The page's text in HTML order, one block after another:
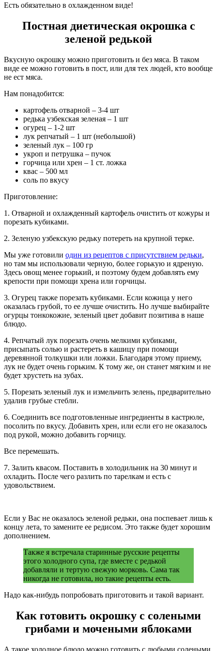
Есть обязательно в охлажденном виде!
Постная диетическая окрошка с
зеленой редькой
Вкусную окрошку можно приготовить и без мяса. В таком
виде ее можно готовить в пост, или для тех людей, кто вообще
не ест мяса.
Нам понадобится:
картофель отварной – 3-4 шт
редька узбекская зеленая – 1 шт
огурец – 1-2 шт
лук репчатый – 1 шт (небольшой)
зеленый лук – 100 гр
укроп и петрушка – пучок
горчица или хрен – 1 ст. ложка
квас – 500 мл
соль по вкусу
Приготовление:
1. Отварной и охлажденный картофель очистить от кожуры и
порезать кубиками.
2. Зеленую узбекскую редьку потереть на крупной терке.
Мы уже готовили один из рецептов с присутствием редьки,
но там мы использовали черную, более горькую и ядреную.
Здесь овощ менее горький, и поэтому будем добавлять ему
крепости при помощи хрена или горчицы.
3. Огурец также порезать кубиками. Если кожица у него
оказалась грубой, то ее лучше очистить. Но лучше выбирайте
огурцы тонкокожие, зеленый цвет добавит позитива в наше
блюдо.
4. Репчатый лук порезать очень мелкими кубиками,
присыпать солью и растереть в кашицу при помощи
деревянной толкушки или ложки. Благодаря этому приему,
лук не будет очень горьким. К тому же, он станет мягким и не
будет хрустеть на зубах.
5. Порезать зеленый лук и измельчить зелень, предварительно
удалив грубые стебли.
6. Соединить все подготовленные ингредиенты в кастрюле,
посолить по вкусу. Добавить хрен, или если его не оказалось
под рукой, можно добавить горчицу.
Все перемешать.
7. Залить квасом. Поставить в холодильник на 30 минут и
охладить. После чего разлить по тарелкам и есть с
удовольствием.
Если у Вас не оказалось зеленой редьки, она поспевает лишь к
концу лета, то замените ее редисом. Это также будет хорошим
дополнением.
Также я встречала старинные русские рецепты
этого холодного супа, где вместе с редькой
добавляли и тертую свежую морковь. Сама так
никогда не готовила, но такие рецепты есть.
Надо как-нибудь попробовать приготовить и такой вариант.
Как готовить окрошку с солеными
грибами и мочеными яблоками
А такое холодное блюдо можно готовить с любыми солеными